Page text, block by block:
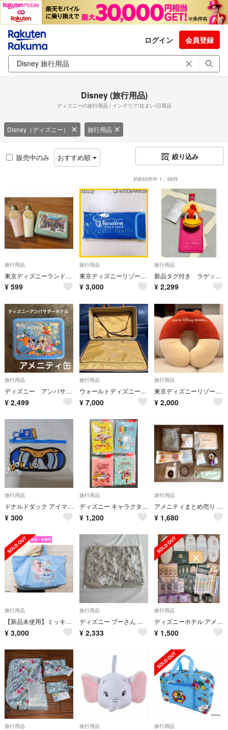
ログイン 会員登録
Disney (旅行用品)
ディズニーの旅行用品 / インテリア/住まい/日用品
Disney（ディズニー） 旅行用品
販売中のみ おすすめ順 絞り込み
約600件中 1 - 36件
旅行用品
東京ディズニーランドホテル アメニティ
¥ 599
旅行用品
東京ディズニーリゾート バケーションパッケージ ポータブルクッション
¥ 3,000
旅行用品
新品タグ付き ラゲッジタグ 旅行 三人の騎士 パンチート ぬいぐるみ付き ベルト調整可能 パンチートピストーレス ディズニーストア
¥ 2,299
旅行用品
ディズニー アンバサダーホテル アメニティ缶 新品未使用
¥ 2,499
旅行用品
ウォールトディズニーワールド マクドナルド 非売品 ヴィンテージ トラベルバック
¥ 7,000
旅行用品
東京ディズニーリゾート クッション型ネックピロー
¥ 2,000
旅行用品
ドナルドダック アイマスク＆ケース 未開封保管品
¥ 300
旅行用品
ディズニー キャラクター ラゲージタグ 全4種類セット
¥ 1,200
旅行用品
アメニティまとめ売り カミソリ ヘアブラシ 湯美たび ボディタオル ヘアゴム
¥ 1,680
旅行用品
【新品未使用】ミッキーマウス&ミニーマウス/折りたたみトラベルバッグ
¥ 3,000
旅行用品
ディズニー プーさん 圧縮ポーチ トラベルポーチ
¥ 2,333
旅行用品
ディズニーホテル アメニティ セット
¥ 1,500
旅行用品 旅行用品 旅行用品